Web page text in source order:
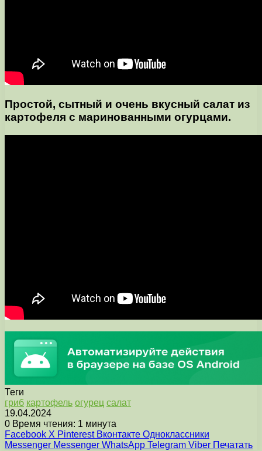
Простой, сытный и очень вкусный салат из
картофеля с маринованными огурцами.
Теги
гриб картофель огурец салат
19.04.2024
0 Время чтения: 1 минута
Facebook X Pinterest Вконтакте Одноклассники
Messenger Messenger WhatsApp Telegram Viber Печатать